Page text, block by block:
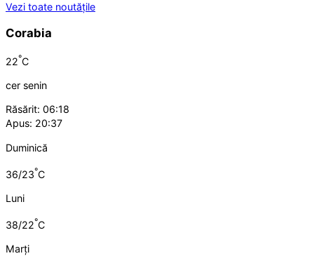
Vezi toate noutățile
Corabia
22°C
cer senin
Răsărit: 06:18
Apus: 20:37
Duminică
36/23°C
Luni
38/22°C
Marți